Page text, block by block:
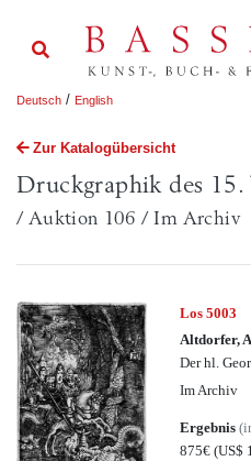
Deutsch / English
Zur Katalogübersicht
Druckgraphik des 15.
/ Auktion 106 / Im Archiv
Los 5003
Altdorfer,
Der hl.
Im Archiv
Ergebnis
875€(US$